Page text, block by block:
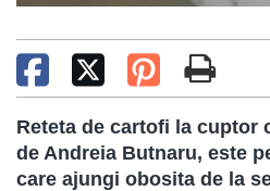
Reteta de cartofi la cuptor
de Andreia Butnaru, este
care ajungi obosita de la